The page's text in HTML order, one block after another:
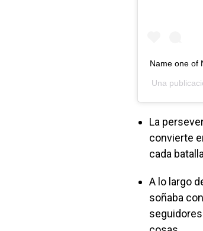
Name one of
Una
La
convierte
cada
A lo largo
soñaba